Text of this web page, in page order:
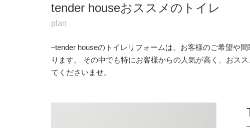
tender houseおススメのトイレ
plan
–tender houseのトイレリフォームは、お客様のご希望や
ります。 その中でも特にお客様からの人気が高く、おス
てくださいませ。